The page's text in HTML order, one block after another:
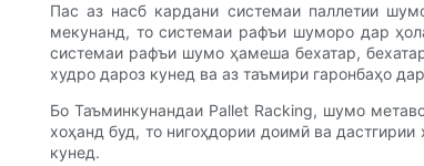
Пас аз насб кардани системаи паллетии
мекунанд, то системаи рафъи шуморо дар
системаи рафъи шумо ҳамеша бехатар,
худро дароз кунед ва аз таъмири гаронбаҳо
Бо Таъминкунандаи Pallet Racking, шумо
хоҳанд буд, то нигоҳдории доимӣ ва
кунед.